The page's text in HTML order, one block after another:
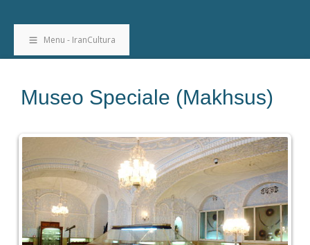
Menu - IranCultura
Museo Speciale (Makhsus)